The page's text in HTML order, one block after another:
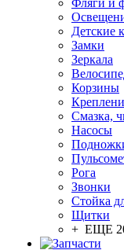
Фляги и
Детские
Замки
Зеркала
Корзины
Смазка,
Насосы
Рога
Звонки
Стойка
Щитки
+ ЕЩЕ